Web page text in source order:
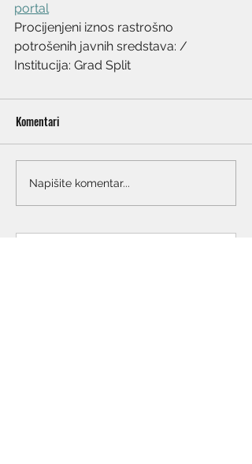
portal
Procijenjeni iznos rastrošno
potrošenih javnih sredstava: /
Institucija: Grad Split
Komentari
Napišite komentar...